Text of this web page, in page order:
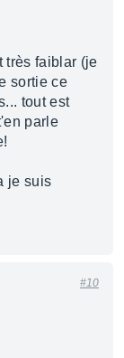
très faiblar (je
sortie ce
tout est
parle
je suis
#10